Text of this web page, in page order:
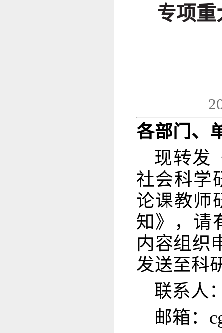
专项
各部门、
现转发
社会科学
论课教师
知》，请
内容组织
发送至科
联系人
邮箱：